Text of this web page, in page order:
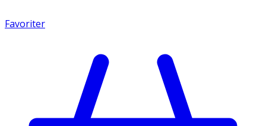
Favoriter